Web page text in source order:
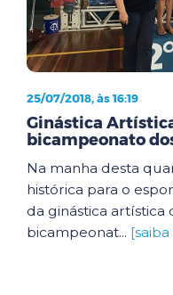
25/07/2018, às 16:19
Ginástica
bicampeonato
Na manha desta
histórica para o
da ginástica artística
bicampeonat... [saiba